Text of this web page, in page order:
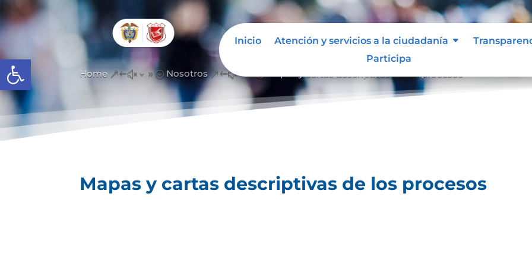
Abrir barra de herramientas
Inicio Atención y servicios a la ciudadanía
Participa
Home &#x39; Nosotros &#x39;
Mapas y cartas descriptivas de los procesos